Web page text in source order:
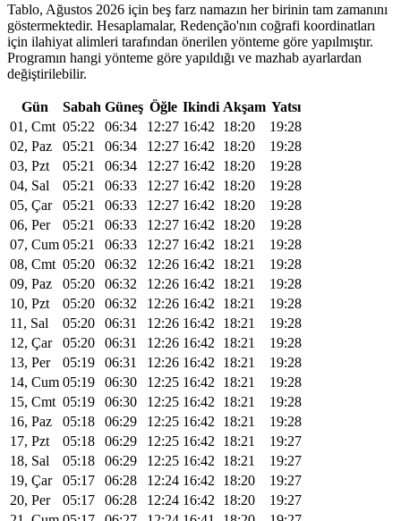
Tablo, Ağustos 2026 için beş farz namazın her birinin tam zamanını
göstermektedir. Hesaplamalar, Redenção'nın coğrafi koordinatları
için ilahiyat alimleri tarafından önerilen yönteme göre yapılmıştır.
Programın hangi yönteme göre yapıldığı ve mazhab ayarlardan
değiştirilebilir.
Gün Sabah Güneş Öğle Ikindi Akşam Yatsı
01, Cmt 05:22 06:34 12:27 16:42 18:20
19:28
02, Paz
05:21 06:34 12:27 16:42 18:20
19:28
03, Pzt
05:21 06:34 12:27 16:42 18:20
19:28
04, Sal
05:21 06:33 12:27 16:42 18:20
19:28
05, Çar
05:21 06:33 12:27 16:42 18:20
19:28
06, Per
05:21 06:33 12:27 16:42 18:20
19:28
07, Cum 05:21 06:33 12:27 16:42 18:21
19:28
08, Cmt 05:20 06:32 12:26 16:42 18:21
19:28
09, Paz
05:20 06:32 12:26 16:42 18:21
19:28
10, Pzt
05:20 06:32 12:26 16:42 18:21
19:28
11, Sal
05:20 06:31 12:26 16:42 18:21
19:28
12, Çar
05:20 06:31 12:26 16:42 18:21
19:28
13, Per
05:19 06:31 12:26 16:42 18:21
19:28
14, Cum 05:19 06:30 12:25 16:42 18:21
19:28
15, Cmt 05:19 06:30 12:25 16:42 18:21
19:28
16, Paz
05:18 06:29 12:25 16:42 18:21
19:28
17, Pzt
05:18 06:29 12:25 16:42 18:21
19:27
18, Sal
05:18 06:29 12:25 16:42 18:21
19:27
19, Çar
05:17 06:28 12:24 16:42 18:20
19:27
20, Per
05:17 06:28 12:24 16:42 18:20
19:27